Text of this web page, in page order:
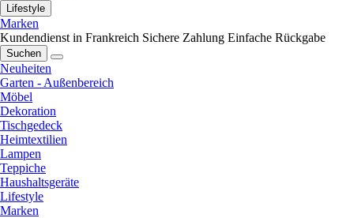
Lifestyle
Marken
Kundendienst in Frankreich Sichere Zahlung Einfache Rückgabe
Suchen
Neuheiten
Garten - Außenbereich
Möbel
Dekoration
Tischgedeck
Heimtextilien
Lampen
Teppiche
Haushaltsgeräte
Lifestyle
Marken